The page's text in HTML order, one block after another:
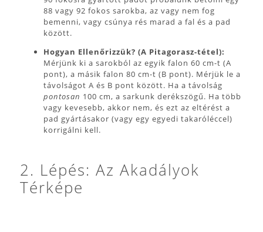
88 vagy 92 fokos sarokba, az vagy nem fog
bemenni, vagy csúnya rés marad a fal és a pad
között.
Hogyan Ellenőrizzük? (A Pitagorasz-tétel):
Mérjünk ki a sarokból az egyik falon 60 cm-t (A
pont), a másik falon 80 cm-t (B pont). Mérjük le a
távolságot A és B pont között. Ha a távolság
pontosan 100 cm, a sarkunk derékszögű. Ha több
vagy kevesebb, akkor nem, és ezt az eltérést a
pad gyártásakor (vagy egy egyedi takaróléccel)
korrigálni kell.
2. Lépés: Az Akadályok
Térképe